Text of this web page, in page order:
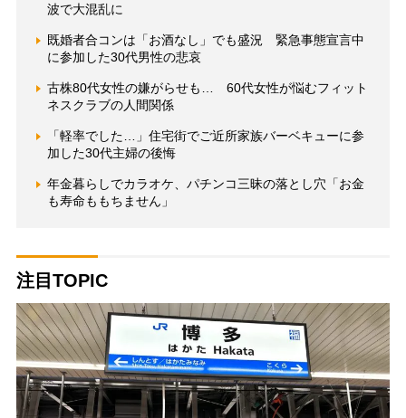
波で大混乱に
既婚者合コンは「お酒なし」でも盛況 緊急事態宣言中
に参加した30代男性の悲哀
古株80代女性の嫌がらせも… 60代女性が悩むフィット
ネスクラブの人間関係
「軽率でした…」住宅街でご近所家族バーベキューに参
加した30代主婦の後悔
年金暮らしでカラオケ、パチンコ三昧の落とし穴「お金
も寿命ももちません」
注目TOPIC